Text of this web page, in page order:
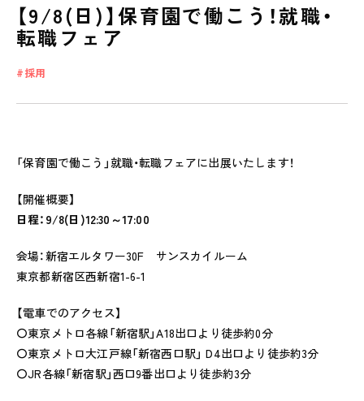
OUR PRINCIPLE
食のこと
全園一覧
ALL LOCATIONS
【9/8(日)】保育園で働こう！就職・
転職フェア
採用
「保育園で働こう」就職・転職フェアに出展いたします！
【開催概要】
日程：9/8(日)12:30～17:00
会場：新宿エルタワー30F サンスカイルーム
東京都新宿区西新宿1-6-1
【電車でのアクセス】
〇東京メトロ各線「新宿駅」A18出口より徒歩約0分
〇東京メトロ大江戸線「新宿西口駅」 D4出口より徒歩約3分
〇JR各線「新宿駅」西口9番出口より徒歩約3分